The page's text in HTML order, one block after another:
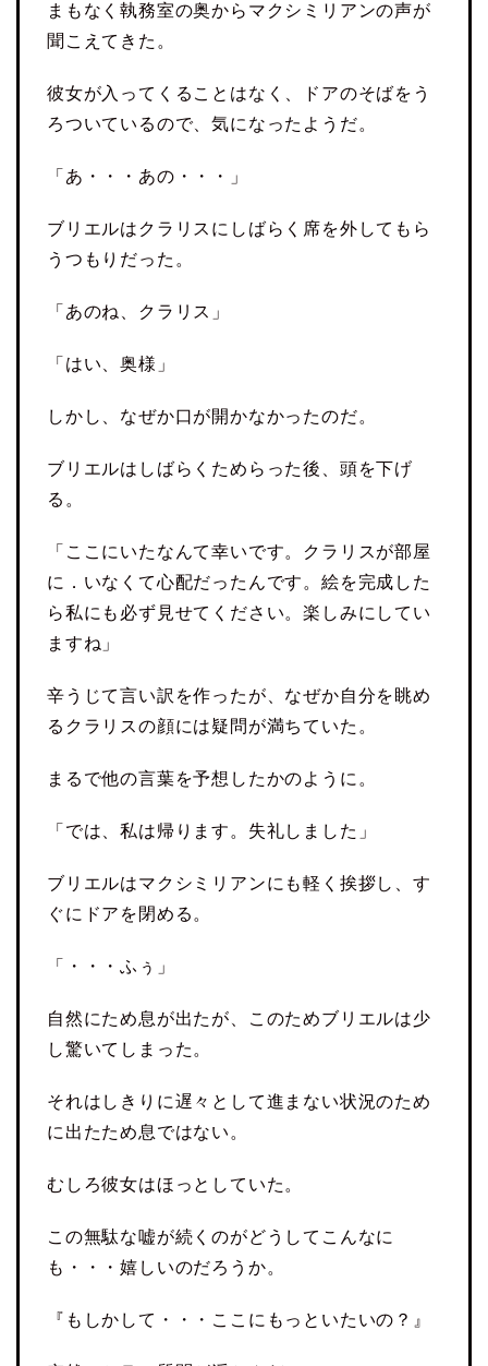
まもなく執務室の奥からマクシミリアンの声が
聞こえてきた。
彼女が入ってくることはなく、ドアのそばをう
ろついているので、気になったようだ。
「あ・・・あの・・・」
ブリエルはクラリスにしばらく席を外してもら
うつもりだった。
「あのね、クラリス」
「はい、奥様」
しかし、なぜか口が開かなかったのだ。
ブリエルはしばらくためらった後、頭を下げ
る。
「ここにいたなんて幸いです。クラリスが部屋
に．いなくて心配だったんです。絵を完成した
ら私にも必ず見せてください。楽しみにしてい
ますね」
辛うじて言い訳を作ったが、なぜか自分を眺め
るクラリスの顔には疑問が満ちていた。
まるで他の言葉を予想したかのように。
「では、私は帰ります。失礼しました」
ブリエルはマクシミリアンにも軽く挨拶し、す
ぐにドアを閉める。
「・・・ふぅ」
自然にため息が出たが、このためブリエルは少
し驚いてしまった。
それはしきりに遅々として進まない状況のため
に出たため息ではない。
むしろ彼女はほっとしていた。
この無駄な嘘が続くのがどうしてこんなに
も・・・嬉しいのだろうか。
『もしかして・・・ここにもっといたいの？』